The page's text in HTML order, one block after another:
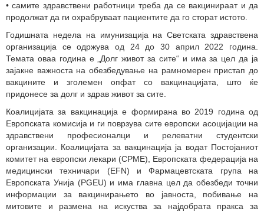
• самите здравствени работници треба да се вакцинираат и да
продолжат да ги охрабруваат пациентите да го сторат истото.
Годишната недела на имунизација на Светската здравствена
организација се одржува од 24 до 30 април 2022 година.
Темата оваа година е „Долг живот за сите“ и има за цел да ја
зајакне важноста на обезбедување на рамномерен пристап до
вакцините и зголемен опфат со вакцинацијата, што ќе
придонесе за долг и здрав живот за сите.
Коалицијата за вакцинација е формирана во 2019 година од
Европската комисија и ги поврзува сите европски асоцијации на
здравствени професионалци и релеватни студентски
организации. Коалицијата за вакцинација ја водат Постојаниот
комитет на европски лекари (CPME), Европската федерација на
медицински техничари (EFN) и Фармацевтската група на
Европската Унија (PGEU) и има главна цел да обезбеди точни
информации за вакцинирањето во јавноста, побивање на
митовите и размена на искуства за најдобрата пракса за